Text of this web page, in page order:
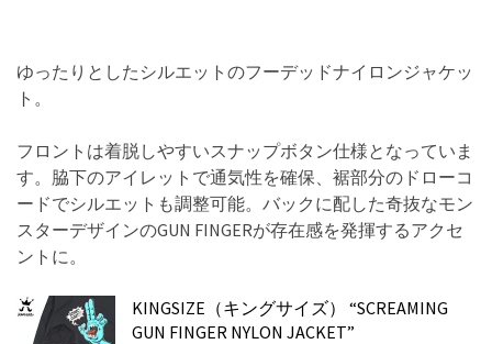
ゆったりとしたシルエットのフーデッドナイロンジャケッ
ト。
フロントは着脱しやすいスナップボタン仕様となっていま
す。脇下のアイレットで通気性を確保、裾部分のドローコ
ードでシルエットも調整可能。バックに配した奇抜なモン
スターデザインのGUN FINGERが存在感を発揮するアクセ
ントに。
KINGSIZE（キングサイズ） “SCREAMING
GUN FINGER NYLON JACKET”